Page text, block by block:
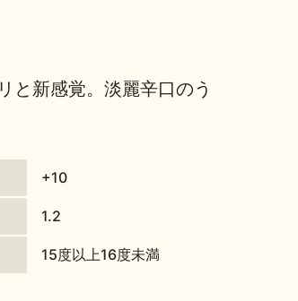
と新感覚。淡麗辛口のう
+10
1.2
15度以上16度未満